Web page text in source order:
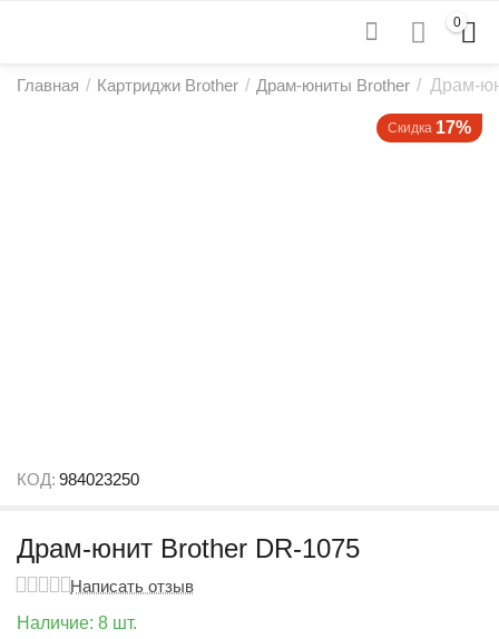
0
Главная / Картриджи Brother / Драм-юниты Brother / Драм-
Скидка 17%
КОД: 984023250
Драм-юнит Brother DR-1075
Написать отзыв
Наличие: 8 шт.